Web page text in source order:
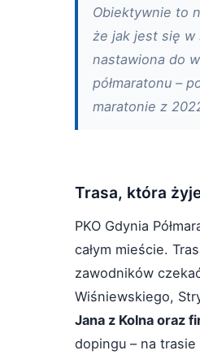
Obiektywnie to
że jak jest się w
nastawiona do
półmaratonu –
maratonie z
Trasa, która
PKO Gdynia
całym mieście.
zawodników
Wiśniewskiego,
Jana z Kolna oraz
dopingu – na